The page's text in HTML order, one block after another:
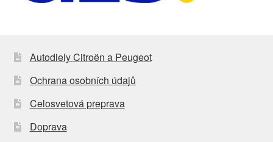
Autodiely Citroën a Peugeot
Ochrana osobních údajů
Celosvetová preprava
Doprava